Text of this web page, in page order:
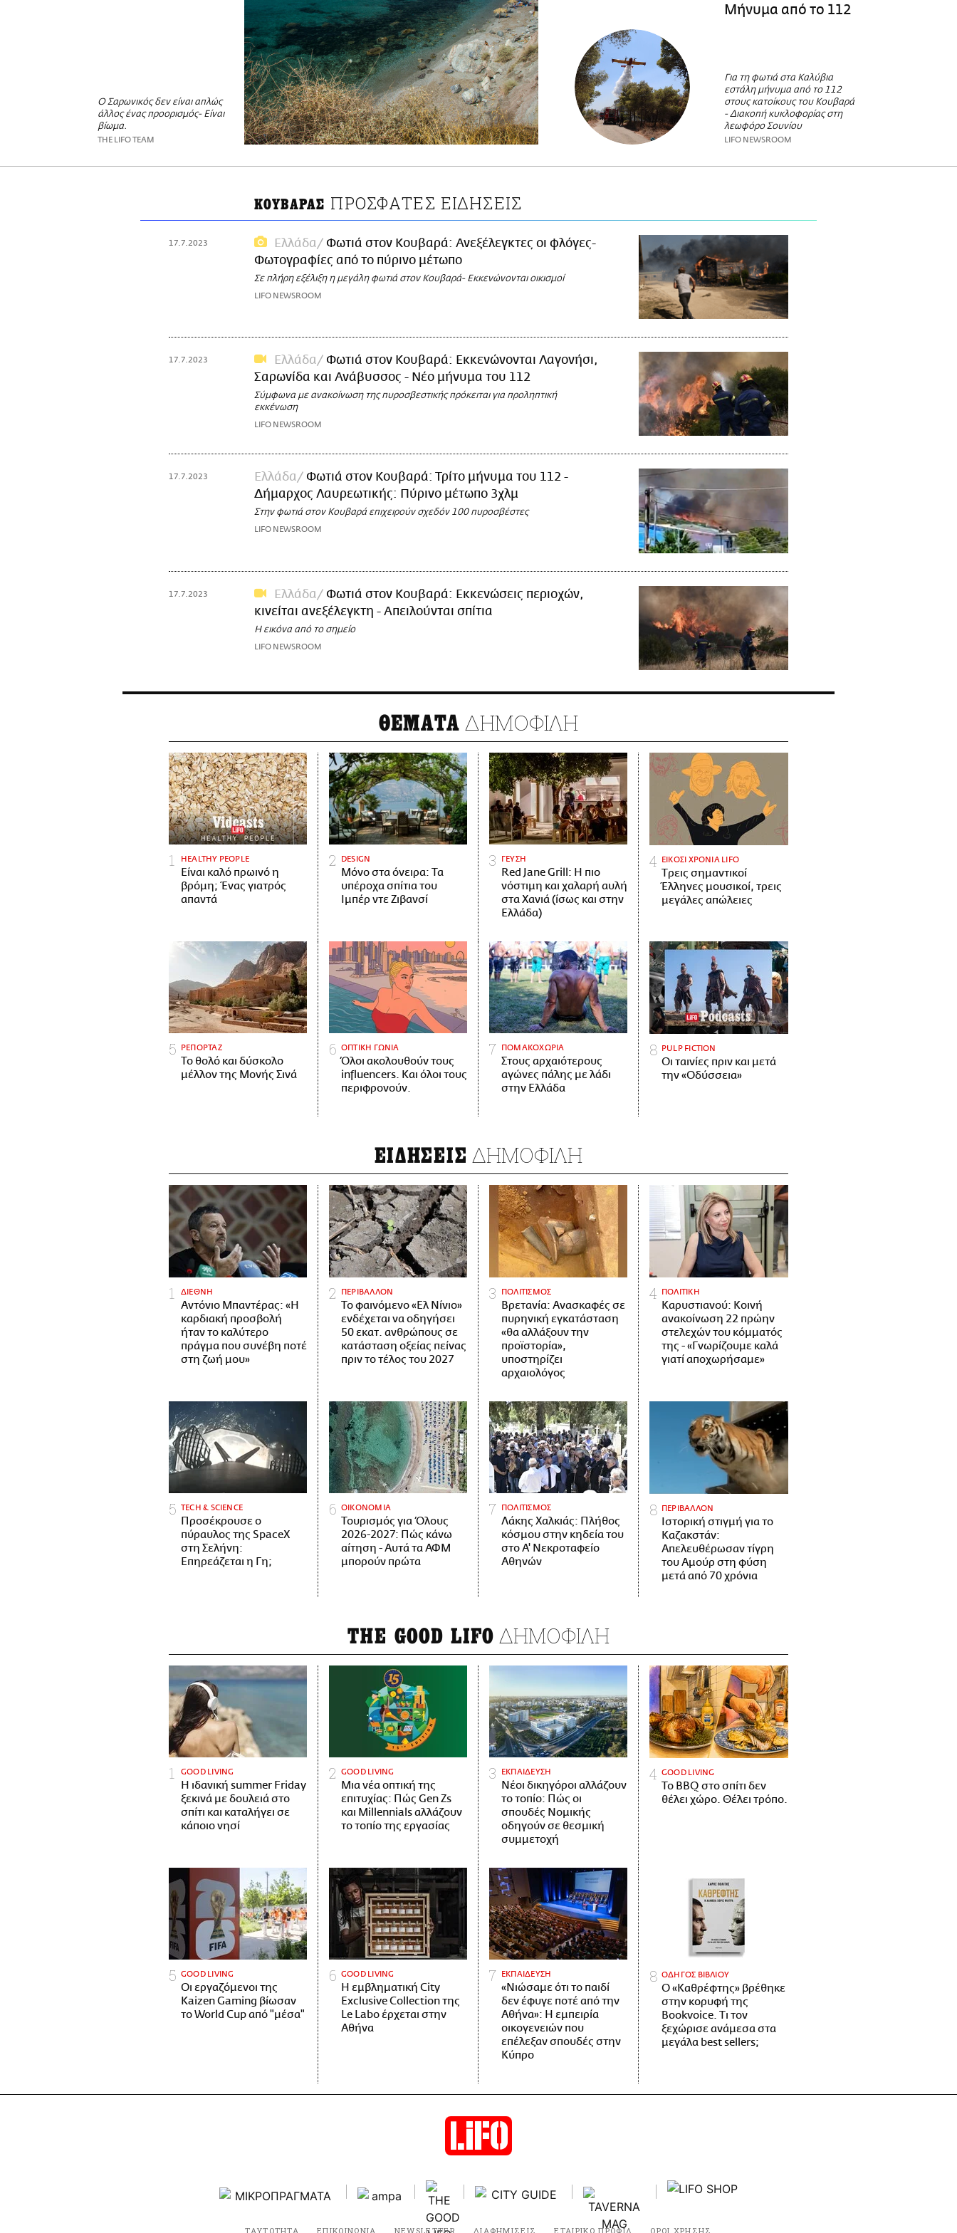
Ο Σαρωνικός δεν είναι απλώς
άλλος ένας προορισμός- Είναι
βίωμα.
THE LIFO TEAM
Μήνυμα από το 112
Για τη φωτιά στα Καλύβια
εστάλη μήνυμα από το 112
στους κατοίκους του Κουβαρά
- Διακοπή κυκλοφορίας στη
λεωφόρο Σουνίου
LIFO NEWSROOM
ΚΟΥΒΑΡΑΣ ΠΡΟΣΦΑΤΕΣ ΕΙΔΗΣΕΙΣ
17.7.2023 Ελλάδα
Φωτιά στον Κουβαρά: Ανεξέλεγκτες οι φλόγες-
Φωτογραφίες από το πύρινο μέτωπο
Σε πλήρη εξέλιξη η μεγάλη φωτιά στον Κουβαρά- Εκκενώνονται οικισμοί
LIFO NEWSROOM
17.7.2023 Ελλάδα
Φωτιά στον Κουβαρά: Εκκενώνονται Λαγονήσι,
Σαρωνίδα και Ανάβυσσος - Νέο μήνυμα του 112
Σύμφωνα με ανακοίνωση της πυροσβεστικής πρόκειται για προληπτική
εκκένωση
LIFO NEWSROOM
17.7.2023 Ελλάδα
Φωτιά στον Κουβαρά: Τρίτο μήνυμα του 112 -
Δήμαρχος Λαυρεωτικής: Πύρινο μέτωπο 3χλμ
Στην φωτιά στον Κουβαρά επιχειρούν σχεδόν 100 πυροσβέστες
LIFO NEWSROOM
17.7.2023 Ελλάδα
Φωτιά στον Κουβαρά: Εκκενώσεις περιοχών,
κινείται ανεξέλεγκτη - Απειλούνται σπίτια
Η εικόνα από το σημείο
LIFO NEWSROOM
ΘΕΜΑΤΑ ΔΗΜΟΦΙΛΗ
HEALTHY PEOPLE
Είναι καλό πρωινό η
βρόμη; Ένας γιατρός
απαντά
DESIGN
Μόνο στα όνειρα: Τα
υπέροχα σπίτια του
Ιμπέρ ντε Ζιβανσί
ΓΕΥΣΗ
Red Jane Grill: Η πιο
νόστιμη και χαλαρή αυλή
στα Χανιά (ίσως και στην
Ελλάδα)
ΕΙΚΟΣΙ ΧΡΟΝΙΑ LIFO
Tρεις σημαντικοί
Έλληνες μουσικοί, τρεις
μεγάλες απώλειες
ΡΕΠΟΡΤΑΖ
Το θολό και δύσκολο
μέλλον της Μονής Σινά
ΟΠΤΙΚΗ ΓΩΝΙΑ
Όλοι ακολουθούν τους
influencers. Και όλοι τους
περιφρονούν.
ΠΟΜΑΚΟΧΩΡΙΑ
Στους αρχαιότερους
αγώνες πάλης με λάδι
στην Ελλάδα
PULP FICTION
Οι ταινίες πριν και μετά
την «Οδύσσεια»
ΕΙΔΗΣΕΙΣ ΔΗΜΟΦΙΛΗ
ΔΙΕΘΝΗ
Αντόνιο Μπαντέρας: «Η
καρδιακή προσβολή
ήταν το καλύτερο
πράγμα που συνέβη ποτέ
στη ζωή μου»
ΠΕΡΙΒΑΛΛΟΝ
Το φαινόμενο «Ελ Νίνιο»
ενδέχεται να οδηγήσει
50 εκατ. ανθρώπους σε
κατάσταση οξείας πείνας
πριν το τέλος του 2027
ΠΟΛΙΤΙΣΜΟΣ
Βρετανία: Ανασκαφές σε
πυρηνική εγκατάσταση
«θα αλλάξουν την
προϊστορία»,
υποστηρίζει
αρχαιολόγος
ΠΟΛΙΤΙΚΗ
Καρυστιανού: Κοινή
ανακοίνωση 22 πρώην
στελεχών του κόμματός
της - «Γνωρίζουμε καλά
γιατί αποχωρήσαμε»
ΤECH & SCIENCE
Προσέκρουσε ο
πύραυλος της SpaceX
στη Σελήνη:
Επηρεάζεται η Γη;
ΟΙΚΟΝΟΜΙΑ
Τουρισμός για Όλους
2026-2027: Πώς κάνω
αίτηση - Αυτά τα ΑΦΜ
μπορούν πρώτα
ΠΟΛΙΤΙΣΜΟΣ
Λάκης Χαλκιάς: Πλήθος
κόσμου στην κηδεία του
στο Α' Νεκροταφείο
Αθηνών
ΠΕΡΙΒΑΛΛΟΝ
Ιστορική στιγμή για το
Καζακστάν:
Απελευθέρωσαν τίγρη
του Αμούρ στη φύση
μετά από 70 χρόνια
THE GOOD LIFO ΔΗΜΟΦΙΛΗ
GOOD LIVING
Η ιδανική summer Friday
ξεκινά με δουλειά στο
σπίτι και καταλήγει σε
κάποιο νησί
GOOD LIVING
Μια νέα οπτική της
επιτυχίας: Πώς Gen Zs
και Millennials αλλάζουν
το τοπίο της εργασίας
ΕΚΠΑΙΔΕΥΣΗ
Νέοι δικηγόροι αλλάζουν
το τοπίο: Πώς οι
σπουδές Νομικής
οδηγούν σε θεσμική
συμμετοχή
GOOD LIVING
Το BBQ στο σπίτι δεν
θέλει χώρο. Θέλει τρόπο.
GOOD LIVING
Οι εργαζόμενοι της
Kaizen Gaming βίωσαν
το World Cup από "μέσα"
GOOD LIVING
Η εμβληματική City
Exclusive Collection της
Le Labo έρχεται στην
Αθήνα
ΕΚΠΑΙΔΕΥΣΗ
«Νιώσαμε ότι το παιδί
δεν έφυγε ποτέ από την
Αθήνα»: Η εμπειρία
οικογενειών που
επέλεξαν σπουδές στην
Κύπρο
ΟΔΗΓΟΣ ΒΙΒΛΙΟΥ
Ο «Καθρέφτης» βρέθηκε
στην κορυφή της
Bookvoice. Τι τον
ξεχώρισε ανάμεσα στα
μεγάλα best sellers;
ΤΑΥΤΟΤΗΤΑ ΕΠΙΚΟΙΝΩΝΙΑ NEWSLETTER ΔΙΑΦΗΜΙΣΕΙΣ ΕΤΑΙΡΙΚΟ ΠΡΟΦΙΛ ΟΡΟΙ ΧΡΗΣΗΣ